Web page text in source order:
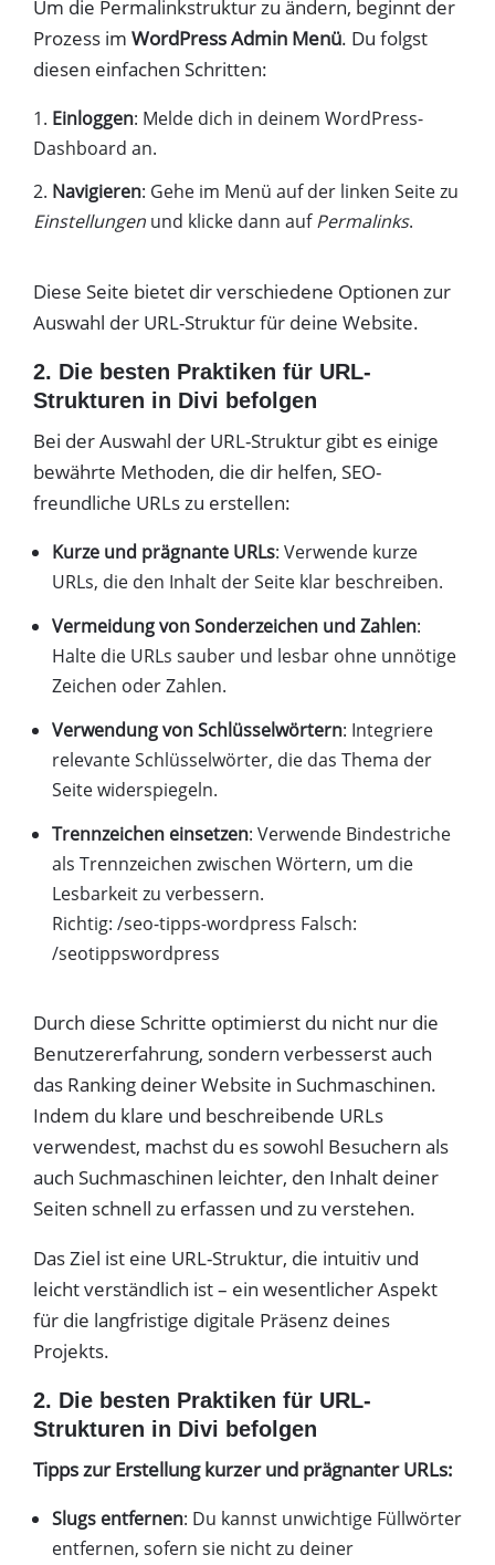
Um die Permalinkstruktur zu ändern, beginnt der
Prozess im WordPress Admin Menü. Du folgst
diesen einfachen Schritten:
Einloggen: Melde dich in deinem WordPress-
Dashboard an.
Navigieren: Gehe im Menü auf der linken Seite zu
Einstellungen und klicke dann aufPermalinks.
Diese Seite bietet dir verschiedene Optionen zur
Auswahl der URL-Struktur für deine Website.
2. Die besten Praktiken für URL-
Strukturen in Divi befolgen
Bei der Auswahl der URL-Struktur gibt es einige
bewährte Methoden, die dir helfen, SEO-
freundliche URLs zu erstellen:
Kurze und prägnante URLs: Verwende kurze
URLs, die den Inhalt der Seite klar beschreiben.
Vermeidung von Sonderzeichen und Zahlen:
Halte die URLs sauber und lesbar ohne unnötige
Zeichen oder Zahlen.
Verwendung von Schlüsselwörtern: Integriere
relevante Schlüsselwörter, die das Thema der
Seite widerspiegeln.
Trennzeichen einsetzen: Verwende Bindestriche
als Trennzeichen zwischen Wörtern, um die
Lesbarkeit zu verbessern.
Richtig: /seo-tipps-wordpress Falsch:
/seotippswordpress
Durch diese Schritte optimierst du nicht nur die
Benutzererfahrung, sondern verbesserst auch
das Ranking deiner Website in Suchmaschinen.
Indem du klare und beschreibende URLs
verwendest, machst du es sowohl Besuchern als
auch Suchmaschinen leichter, den Inhalt deiner
Seiten schnell zu erfassen und zu verstehen.
Das Ziel ist eine URL-Struktur, die intuitiv und
leicht verständlich ist – ein wesentlicher Aspekt
für die langfristige digitale Präsenz deines
Projekts.
2. Die besten Praktiken für URL-
Strukturen in Divi befolgen
Tipps zur Erstellung kurzer und prägnanter URLs:
Slugs entfernen: Du kannst unwichtige Füllwörter
entfernen, sofern sie nicht zu deiner